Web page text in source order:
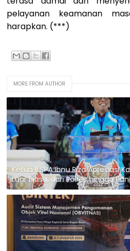
pelayanan keamanan
harapkan. (***)
MORE FROM AUTHOR
Ketua IESPA Ibnu Riza Apresiasi
Luar Biasa, dari Polres hingga